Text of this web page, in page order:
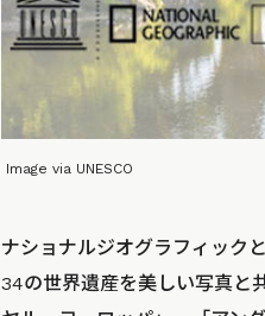
Image via UNESCO
ナショナルジオグラフィック
34の世界遺産を美しい写真と